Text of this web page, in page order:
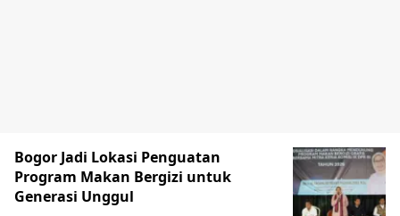
Bogor Jadi Lokasi Penguatan
Program Makan Bergizi untuk
Generasi Unggul